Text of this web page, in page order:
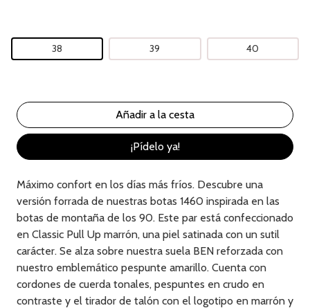
38 39 40
¡Pídelo ya!
Máximo confort en los días más fríos. Descubre una
versión forrada de nuestras botas 1460 inspirada en las
botas de montaña de los 90. Este par está confeccionado
en Classic Pull Up marrón, una piel satinada con un sutil
carácter. Se alza sobre nuestra suela BEN reforzada con
nuestro emblemático pespunte amarillo. Cuenta con
cordones de cuerda tonales, pespuntes en crudo en
contraste y el tirador de talón con el logotipo en marrón y